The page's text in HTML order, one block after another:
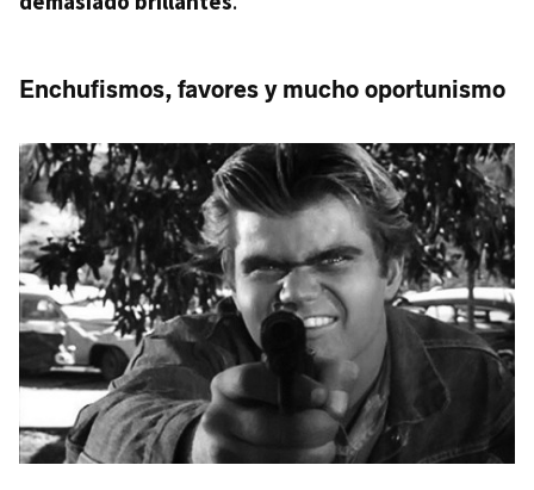
Enchufismos, favores y mucho oportunismo